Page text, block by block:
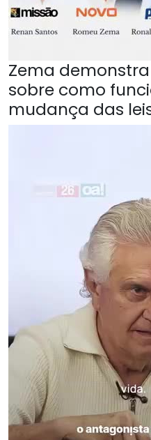
Zema
sobre como
mudança das